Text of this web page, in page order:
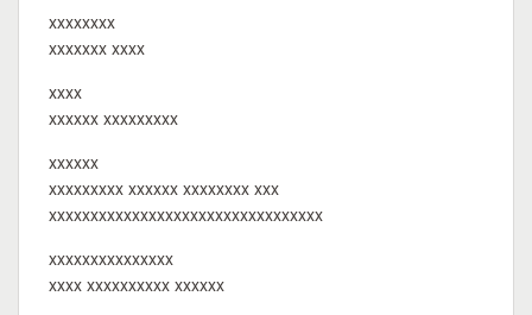
xxxxxxxx
xxxxxxx xxxx
xxxx
xxxxxx xxxxxxxxx
xxxxxx
xxxxxxxxx xxxxxx xxxxxxxx xxx
xxxxxxxxxxxxxxxxxxxxxxxxxxxxxxxxx
xxxxxxxxxxxxxxx
xxxx xxxxxxxxxx xxxxxx